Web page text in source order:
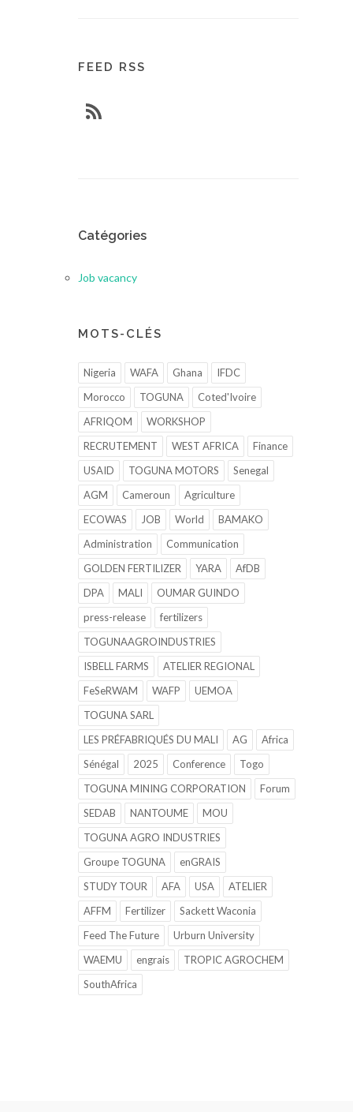
FEED RSS
Catégories
Job vacancy
MOTS-CLÉS
Nigeria WAFA Ghana
IFDC
Morocco
TOGUNA
Coted'Ivoire
AFRIQOM
WORKSHOP
RECRUTEMENT
WEST AFRICA
Finance
USAID
TOGUNA MOTORS
Senegal
AGM
Cameroun
Agriculture
ECOWAS
JOB World
BAMAKO
Administration
Communication
GOLDEN FERTILIZER
YARA
AfDB
DPA
MALI
OUMAR GUINDO
press-release
fertilizers
TOGUNAAGROINDUSTRIES
ISBELL FARMS
ATELIER REGIONAL
FeSeRWAM
WAFP
UEMOA
TOGUNA SARL
LES PRÉFABRIQUÉS DU MALI
AG
Africa
Sénégal
2025 Conference
Togo
TOGUNA MINING CORPORATION
Forum
SEDAB
NANTOUME
MOU
TOGUNA AGRO INDUSTRIES
Groupe TOGUNA
enGRAIS
STUDY TOUR
AFA USA
ATELIER
AFFM
Fertilizer
Sackett Waconia
Feed The Future
Urburn University
WAEMU
engrais
TROPIC AGROCHEM
SouthAfrica